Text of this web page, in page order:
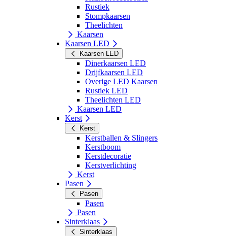
Rustiek
Stompkaarsen
Theelichten
Kaarsen
Kaarsen LED
Kaarsen LED
Dinerkaarsen LED
Drijfkaarsen LED
Overige LED Kaarsen
Rustiek LED
Theelichten LED
Kaarsen LED
Kerst
Kerst
Kerstballen & Slingers
Kerstboom
Kerstdecoratie
Kerstverlichting
Kerst
Pasen
Pasen
Pasen
Pasen
Sinterklaas
Sinterklaas